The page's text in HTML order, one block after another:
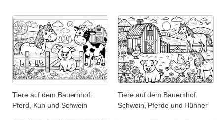
Tiere auf dem Bauernhof:
Pferd, Kuh und Schwein
Tiere auf dem Bauernhof:
Schwein, Pferde und Hühner